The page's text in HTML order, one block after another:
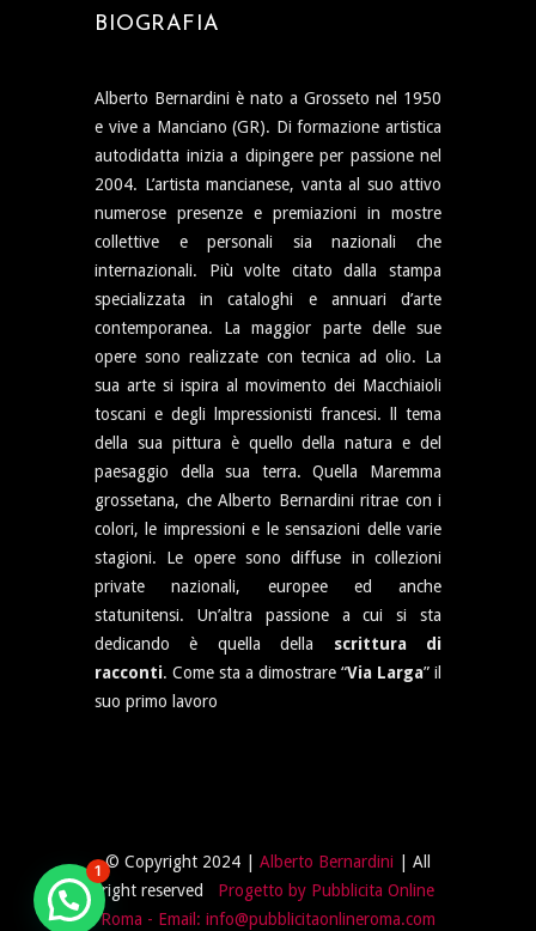
BIOGRAFIA
Alberto Bernardini è nato a Grosseto nel 1950
e vive a Manciano (GR). Di formazione artistica
autodidatta inizia a dipingere per passione nel
2004. L’artista mancianese, vanta al suo attivo
numerose presenze e premiazioni in mostre
collettive e personali sia nazionali che
internazionali. Più volte citato dalla stampa
specializzata in cataloghi e annuari d’arte
contemporanea. La maggior parte delle sue
opere sono realizzate con tecnica ad olio. La
sua arte si ispira al movimento dei Macchiaioli
toscani e degli lmpressionisti francesi. ll tema
della sua pittura è quello della natura e del
paesaggio della sua terra. Quella Maremma
grossetana, che Alberto Bernardini ritrae con i
colori, le impressioni e le sensazioni delle varie
stagioni. Le opere sono diffuse in collezioni
private nazionali, europee ed anche
statunitensi. Un’altra passione a cui si sta
dedicando è quella della scrittura di
racconti. Come sta a dimostrare “Via Larga” il
suo primo lavoro
© Copyright 2024 | Alberto Bernardini | All
right reserved Progetto by Pubblicita Online
Roma - Email: info@pubblicitaonlineroma.com
1